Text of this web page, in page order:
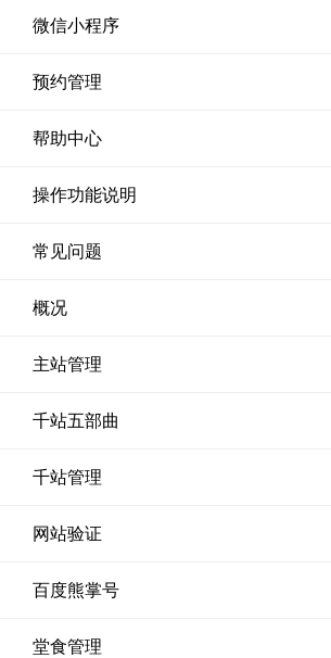
微信小程序
预约管理
帮助中心
操作功能说明
常见问题
概况
主站管理
千站五部曲
千站管理
网站验证
百度熊掌号
堂食管理